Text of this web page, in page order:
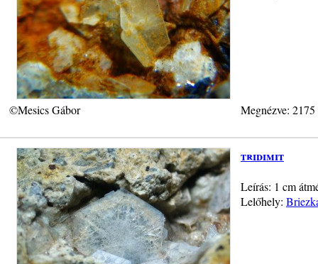
©Mesics Gábor Megnézve:
tridimit
Leírás: 1 cm
Lelőhely: